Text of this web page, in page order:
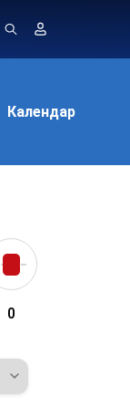
Календар
0